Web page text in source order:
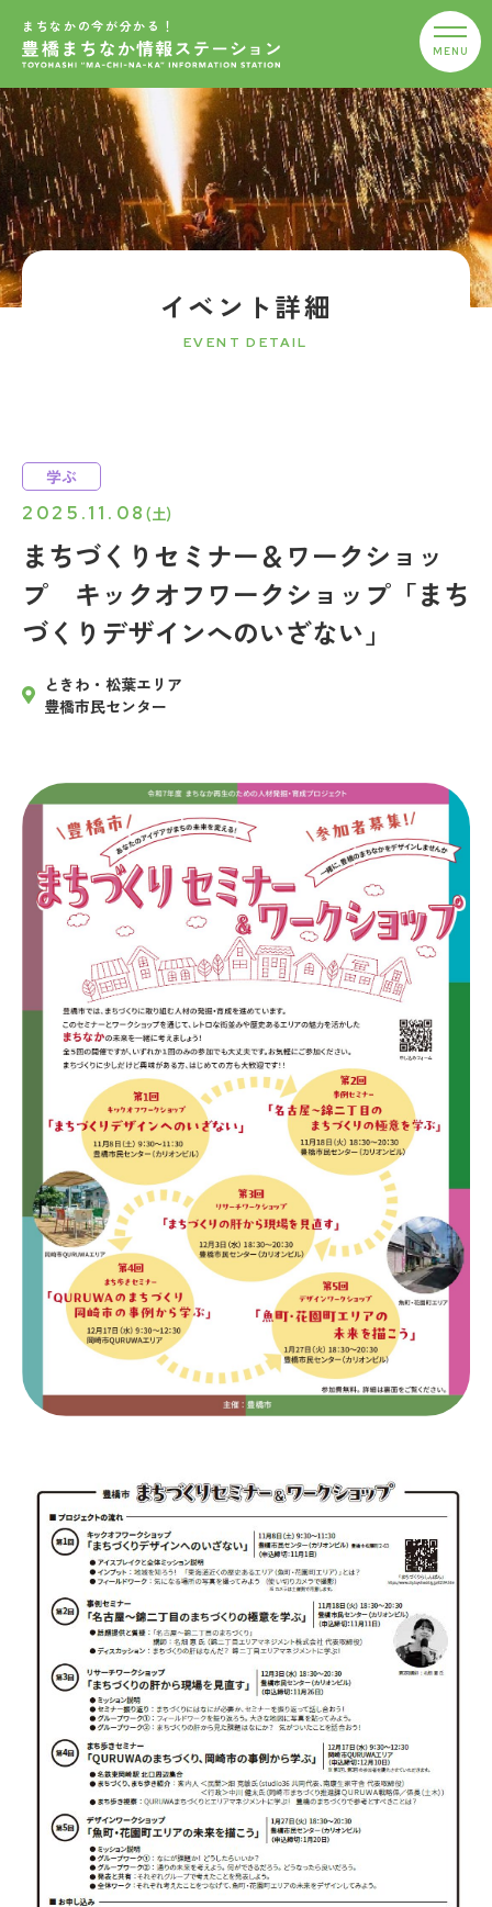
まちなかの今が分かる！
イベント詳細
EVENT DETAIL
まちづくりセミナー＆ワークショッ
プ キックオフワークショップ「まち
づくりデザインへのいざない」
2025.11.08 (土)
学ぶ
ときわ・松葉エリア
豊橋市民センター